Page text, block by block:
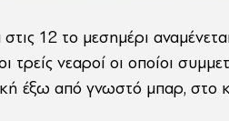
12 το μεσημέρι
τρείς νεαροί οι οποίοι
έξω από γνωστό μπαρ, στο